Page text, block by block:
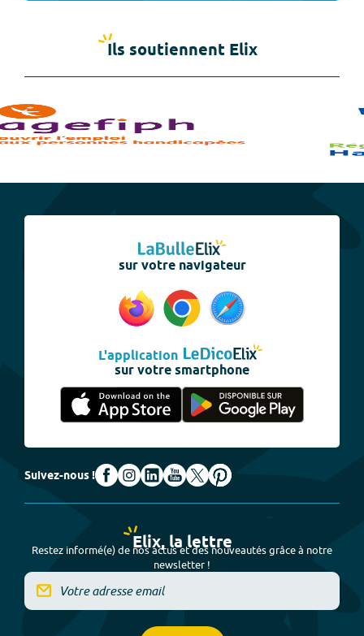
Ils soutiennent Elix
sur votre navigateur
L'application
sur votre smartphone
Suivez-nous !
Elix, la lettre
Restez informé(e) de nos actus et des nouveautés grâce à notre
newsletter !